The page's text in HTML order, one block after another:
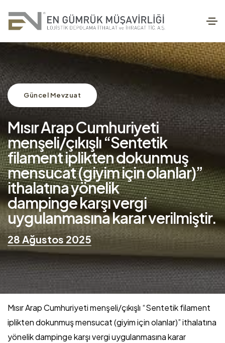
Güncel Mevzuat
Mısır Arap Cumhuriyeti
menşeli/çıkışlı “Sentetik
filament iplikten dokunmuş
mensucat (giyim için olanlar)”
ithalatına yönelik
dampinge karşı vergi
uygulanmasına karar verilmiştir.
28 Ağustos 2025
Mısır Arap Cumhuriyeti menşeli/çıkışlı “Sentetik filament
iplikten dokunmuş mensucat (giyim için olanlar)” ithalatına
yönelik dampinge karşı vergi uygulanmasına karar